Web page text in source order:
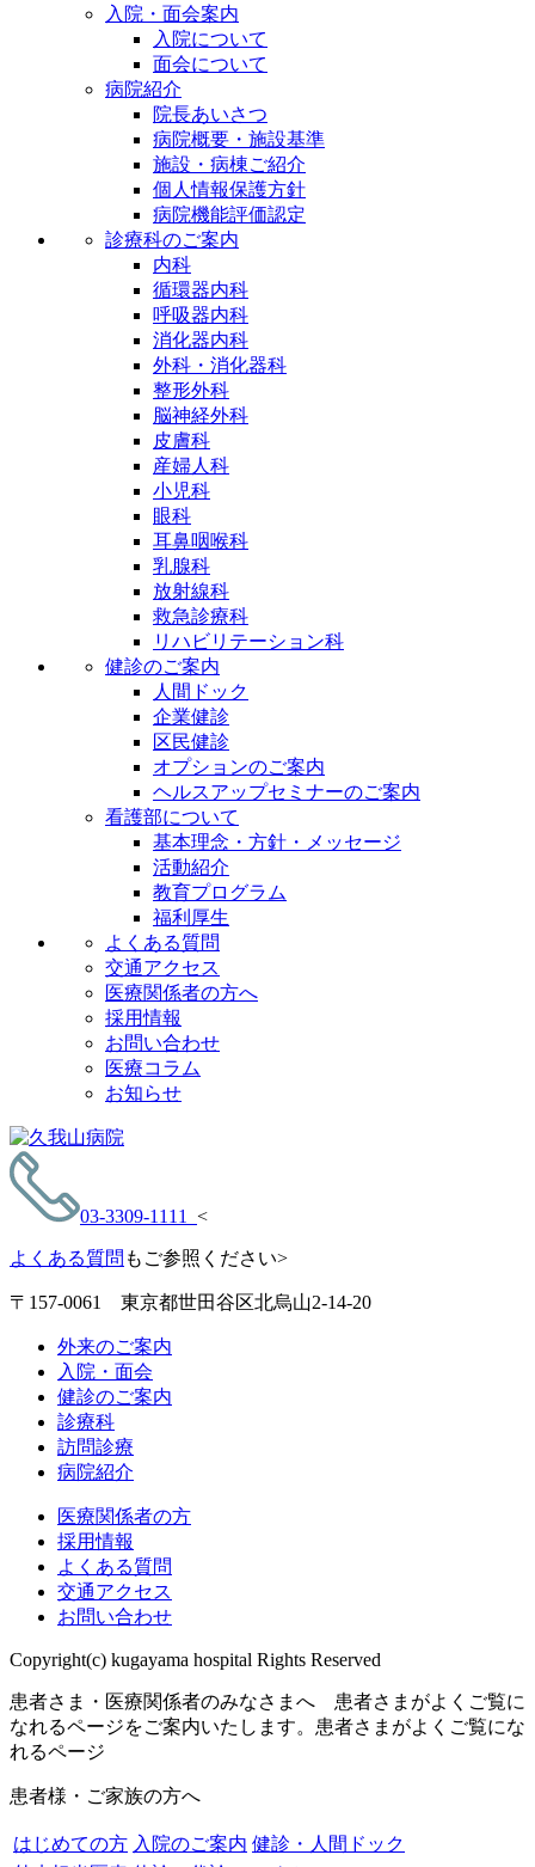
入院・面会案内
入院について
面会について
病院紹介
院長あいさつ
病院概要・施設基準
施設・病棟ご紹介
個人情報保護方針
病院機能評価認定
診療科のご案内
内科
循環器内科
呼吸器内科
消化器内科
外科・消化器科
整形外科
脳神経外科
皮膚科
産婦人科
小児科
眼科
耳鼻咽喉科
乳腺科
放射線科
救急診療科
リハビリテーション科
健診のご案内
人間ドック
企業健診
区民健診
オプションのご案内
ヘルスアップセミナーのご案内
看護部について
基本理念・方針・メッセージ
活動紹介
教育プログラム
福利厚生
よくある質問
交通アクセス
医療関係者の方へ
採用情報
お問い合わせ
医療コラム
お知らせ
03-3309-1111 <
よくある質問 もご参照ください>
〒157-0061 東京都世田谷区北烏山2-14-20
外来のご案内
入院・面会
健診のご案内
診療科
訪問診療
病院紹介
医療関係者の方
採用情報
よくある質問
交通アクセス
お問い合わせ
Copyright(c) kugayama hospital Rights Reserved
患者さま・医療関係者のみなさまへ 患者さまがよくご覧に
なれるページをご案内いたします。 患者さまがよくご覧にな
れるページ
患者様・ご家族の方へ
はじめての方 入院のご案内 健診・人間ドック